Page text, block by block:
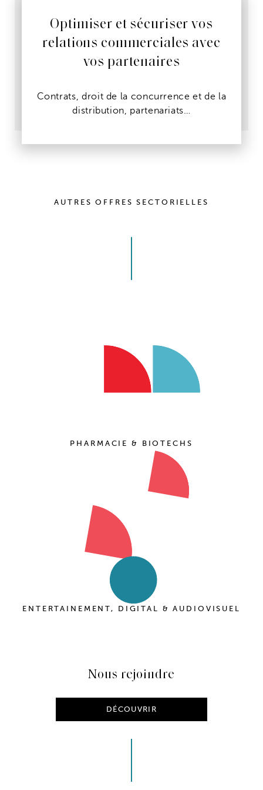
Optimiser et sécuriser vos
relations commerciales avec
vos partenaires
Contrats, droit de la concurrence et de la
distribution, partenariats…
AUTRES OFFRES SECTORIELLES
PHARMACIE & BIOTECHS
ENTERTAINEMENT, DIGITAL & AUDIOVISUEL
Nous rejoindre
DÉCOUVRIR